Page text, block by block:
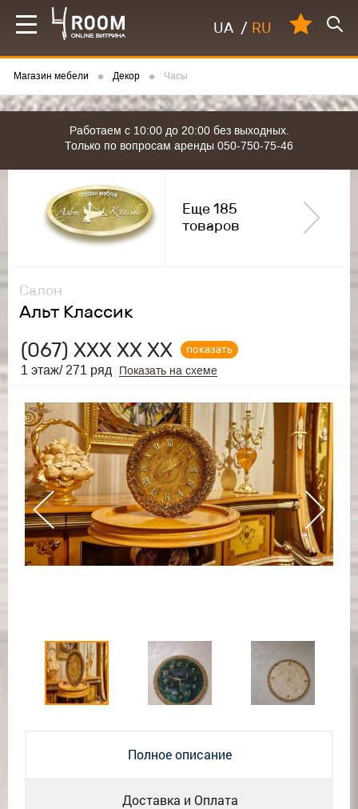
UA / RU
Магазин мебели Декор Часы
Работаем с 10:00 до 20:00 без выходных.
Только по вопросам аренды 050-750-75-46
Салон
Альт Классик
(067) ХХХ ХХ ХХ
показать
1 этаж/ 271 ряд
Показать на схеме
Еще 185
товаров
Полное описание
Доставка и Оплата